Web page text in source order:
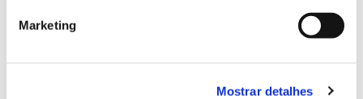
Marketing
Mostrar detalhes
sobre as propriedades desta semente comestível e
receitas para saborear todo o ano.